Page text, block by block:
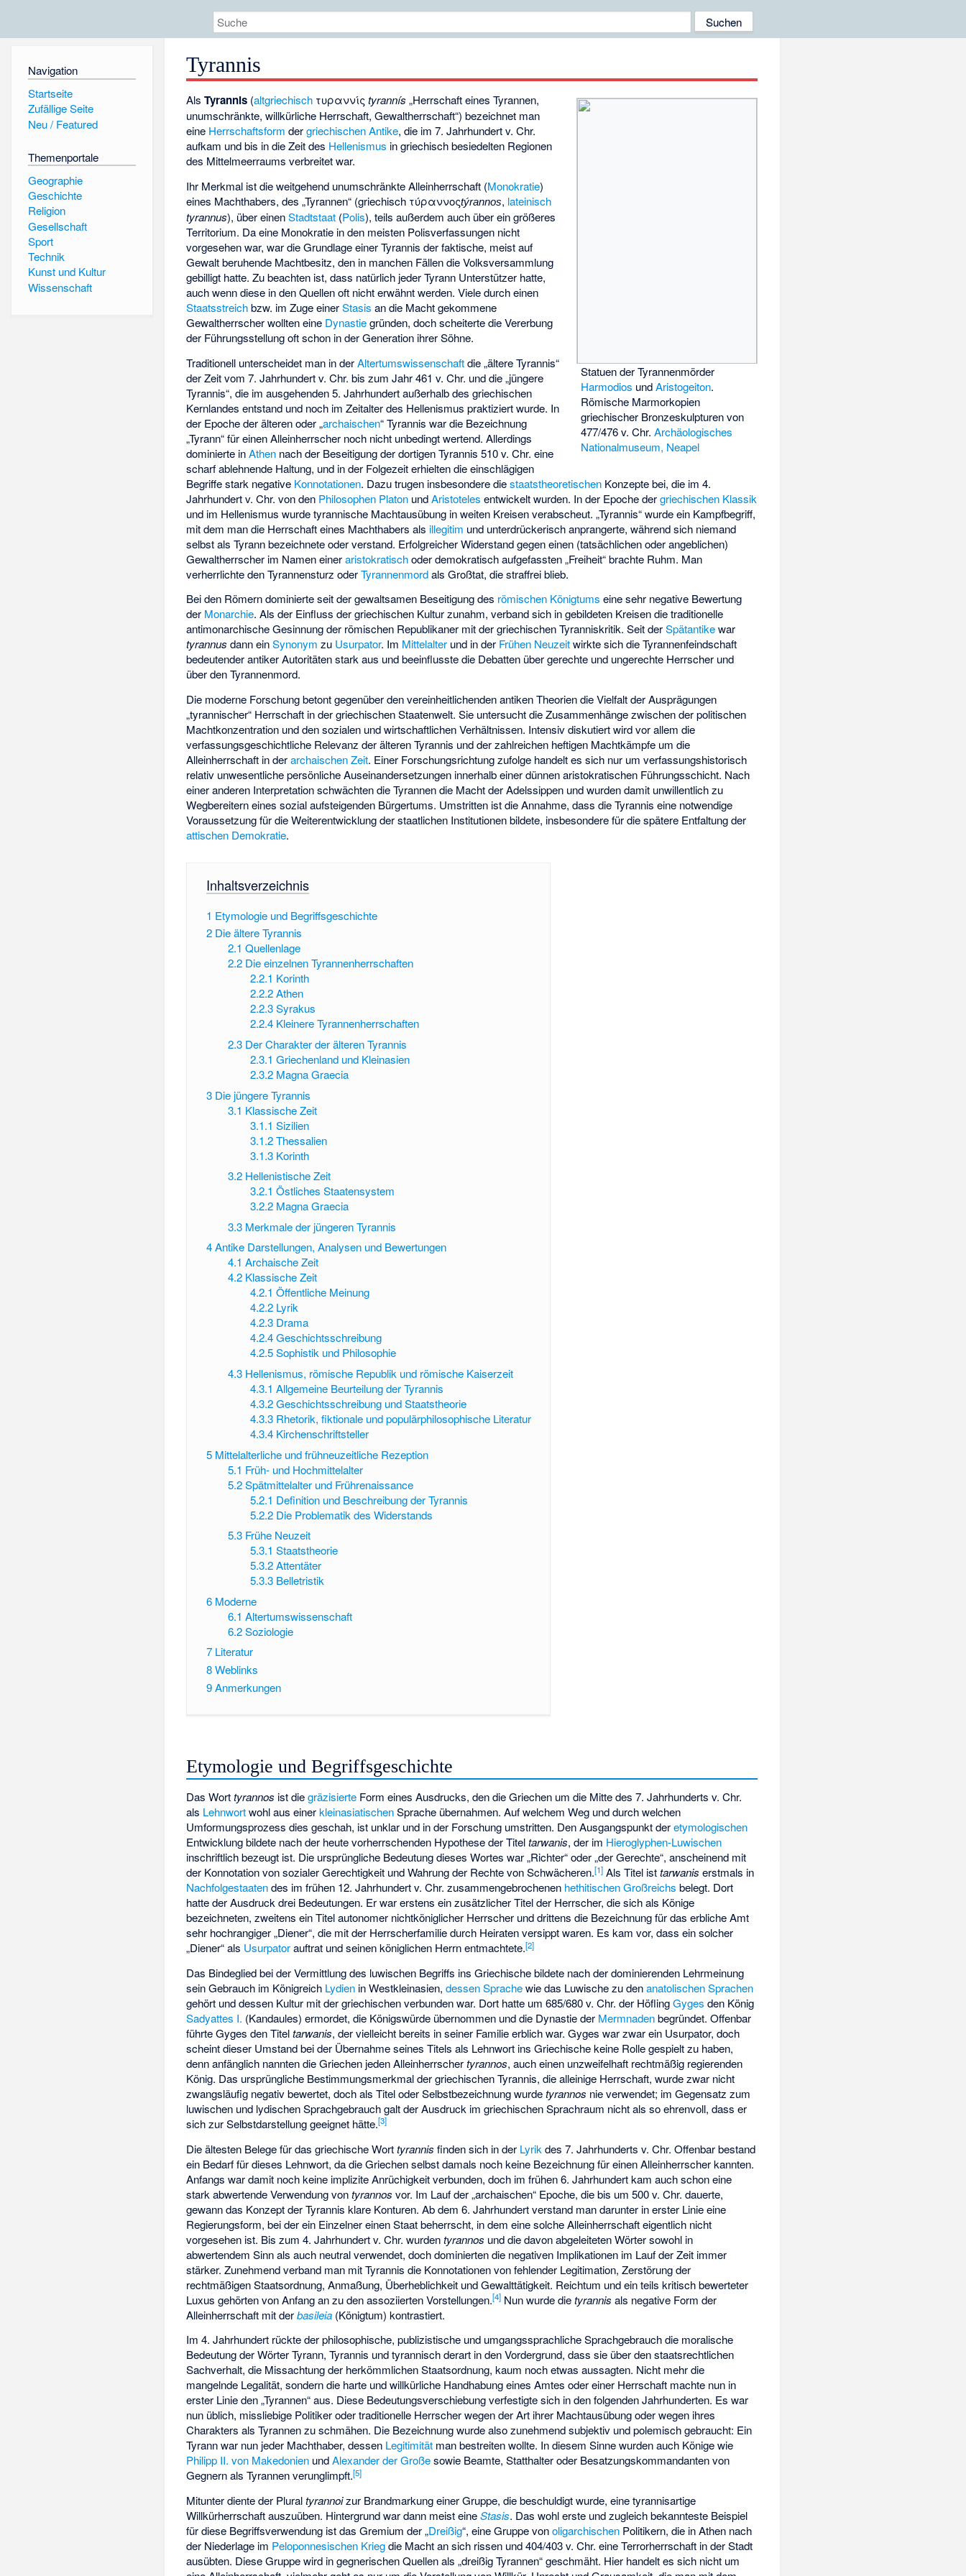
Navigation
Startseite
Zufällige Seite
Neu / Featured
Themenportale
Geographie
Geschichte
Religion
Gesellschaft
Sport
Technik
Kunst und Kultur
Wissenschaft
Tyrannis
Statuen der Tyrannenmörder
Harmodios undAristogeiton.
Römische Marmorkopien
griechischer Bronzeskulpturen von
477/476 v. Chr.Archäologisches
Nationalmuseum, Neapel
AlsTyrannis (altgriechisch τυραννίς tyrannís „Herrschaft eines Tyrannen,
unumschränkte, willkürliche Herrschaft, Gewaltherrschaft“) bezeichnet man
eine Herrschaftsform dergriechischen Antike, die im 7. Jahrhundert v. Chr.
aufkam und bis in die Zeit des Hellenismus in griechisch besiedelten Regionen
des Mittelmeerraums verbreitet war.
Ihr Merkmal ist die weitgehend unumschränkte Alleinherrschaft (Monokratie)
eines Machthabers, des „Tyrannen“ (griechisch τύραννοςtýrannos, lateinisch
tyrannus), über einenStadtstaat (Polis), teils außerdem auch über ein größeres
Territorium. Da eine Monokratie in den meisten Polisverfassungen nicht
vorgesehen war, war die Grundlage einer Tyrannis der faktische, meist auf
Gewalt beruhende Machtbesitz, den in manchen Fällen die Volksversammlung
gebilligt hatte. Zu beachten ist, dass natürlich jeder Tyrann Unterstützer hatte,
auch wenn diese in den Quellen oft nicht erwähnt werden. Viele durch einen
Staatsstreichbzw. im Zuge einerStasis an die Macht gekommene
Gewaltherrscher wollten eine Dynastiegründen, doch scheiterte die Vererbung
der Führungsstellung oft schon in der Generation ihrer Söhne.
Traditionell unterscheidet man in derAltertumswissenschaftdie „ältere Tyrannis“
der Zeit vom 7. Jahrhundert v. Chr. bis zum Jahr 461 v. Chr. und die „jüngere
Tyrannis“, die im ausgehenden 5. Jahrhundert außerhalb des griechischen
Kernlandes entstand und noch im Zeitalter des Hellenismus praktiziert wurde. In
der Epoche der älteren oder „archaischen“ Tyrannis war die Bezeichnung
„Tyrann“ für einen Alleinherrscher noch nicht unbedingt wertend. Allerdings
dominierte inAthen nach der Beseitigung der dortigen Tyrannis 510 v. Chr. eine
scharf ablehnende Haltung, und in der Folgezeit erhielten die einschlägigen
Begriffe stark negative Konnotationen. Dazu trugen insbesondere diestaatstheoretischen Konzepte bei, die im 4.
Jahrhundert v. Chr. von den Philosophen Platon undAristoteles entwickelt wurden. In der Epoche dergriechischen Klassik
und im Hellenismus wurde tyrannische Machtausübung in weiten Kreisen verabscheut. „Tyrannis“ wurde ein Kampfbegriff,
mit dem man die Herrschaft eines Machthabers als illegitim und unterdrückerisch anprangerte, während sich niemand
selbst als Tyrann bezeichnete oder verstand. Erfolgreicher Widerstand gegen einen (tatsächlichen oder angeblichen)
Gewaltherrscher im Namen eineraristokratischoder demokratisch aufgefassten „Freiheit“ brachte Ruhm. Man
verherrlichte den Tyrannensturz oderTyrannenmordals Großtat, die straffrei blieb.
Bei den Römern dominierte seit der gewaltsamen Beseitigung des römischen Königtums eine sehr negative Bewertung
der Monarchie. Als der Einfluss der griechischen Kultur zunahm, verband sich in gebildeten Kreisen die traditionelle
antimonarchische Gesinnung der römischen Republikaner mit der griechischen Tyranniskritik. Seit derSpätantikewar
tyrannus dann einSynonym zu Usurpator. Im Mittelalter und in der Frühen Neuzeitwirkte sich die Tyrannenfeindschaft
bedeutender antiker Autoritäten stark aus und beeinflusste die Debatten über gerechte und ungerechte Herrscher und
über den Tyrannenmord.
Die moderne Forschung betont gegenüber den vereinheitlichenden antiken Theorien die Vielfalt der Ausprägungen
„tyrannischer“ Herrschaft in der griechischen Staatenwelt. Sie untersucht die Zusammenhänge zwischen der politischen
Machtkonzentration und den sozialen und wirtschaftlichen Verhältnissen. Intensiv diskutiert wird vor allem die
verfassungsgeschichtliche Relevanz der älteren Tyrannis und der zahlreichen heftigen Machtkämpfe um die
Alleinherrschaft in derarchaischen Zeit. Einer Forschungsrichtung zufolge handelt es sich nur um verfassungshistorisch
relativ unwesentliche persönliche Auseinandersetzungen innerhalb einer dünnen aristokratischen Führungsschicht. Nach
einer anderen Interpretation schwächten die Tyrannen die Macht der Adelssippen und wurden damit unwillentlich zu
Wegbereitern eines sozial aufsteigenden Bürgertums. Umstritten ist die Annahme, dass die Tyrannis eine notwendige
Voraussetzung für die Weiterentwicklung der staatlichen Institutionen bildete, insbesondere für die spätere Entfaltung der
attischen Demokratie.
Inhaltsverzeichnis
1 Etymologie und Begriffsgeschichte
2 Die ältere Tyrannis
2.1 Quellenlage
2.2 Die einzelnen Tyrannenherrschaften
2.2.1 Korinth
2.2.2 Athen
2.2.3 Syrakus
2.2.4 Kleinere Tyrannenherrschaften
2.3 Der Charakter der älteren Tyrannis
2.3.1 Griechenland und Kleinasien
2.3.2 Magna Graecia
3 Die jüngere Tyrannis
3.1 Klassische Zeit
3.1.1 Sizilien
3.1.2 Thessalien
3.1.3 Korinth
3.2 Hellenistische Zeit
3.2.1 Östliches Staatensystem
3.2.2 Magna Graecia
3.3 Merkmale der jüngeren Tyrannis
4Antike Darstellungen, Analysen und Bewertungen
4.1 Archaische Zeit
4.2 Klassische Zeit
4.2.1 Öffentliche Meinung
4.2.2 Lyrik
4.2.3 Drama
4.2.4 Geschichtsschreibung
4.2.5 Sophistik und Philosophie
4.3 Hellenismus, römische Republik und römische Kaiserzeit
4.3.1 Allgemeine Beurteilung der Tyrannis
4.3.2 Geschichtsschreibung und Staatstheorie
4.3.3 Rhetorik, fiktionale und populärphilosophische Literatur
4.3.4 Kirchenschriftsteller
5 Mittelalterliche und frühneuzeitliche Rezeption
5.1 Früh- und Hochmittelalter
5.2 Spätmittelalter und Frührenaissance
5.2.1 Definition und Beschreibung der Tyrannis
5.2.2 Die Problematik des Widerstands
5.3 Frühe Neuzeit
5.3.1 Staatstheorie
5.3.2 Attentäter
5.3.3 Belletristik
6 Moderne
6.1 Altertumswissenschaft
6.2 Soziologie
7 Literatur
8Weblinks
9Anmerkungen
Etymologie und Begriffsgeschichte
Das Worttyrannos ist diegräzisierte Form eines Ausdrucks, den die Griechen um die Mitte des 7. Jahrhunderts v. Chr.
als Lehnwortwohl aus einerkleinasiatischenSprache übernahmen. Auf welchem Weg und durch welchen
Umformungsprozess dies geschah, ist unklar und in der Forschung umstritten. Den Ausgangspunkt deretymologischen
Entwicklung bildete nach der heute vorherrschenden Hypothese der Titeltarwanis, der im Hieroglyphen-Luwischen
inschriftlich bezeugt ist. Die ursprüngliche Bedeutung dieses Wortes war „Richter“ oder „der Gerechte“, anscheinend mit
der Konnotation von sozialer Gerechtigkeit und Wahrung der Rechte von Schwächeren.[1] Als Titel isttarwanis erstmals in
Nachfolgestaatendes im frühen 12. Jahrhundert v. Chr. zusammengebrochenen hethitischen Großreichs belegt. Dort
hatte der Ausdruck drei Bedeutungen. Er war erstens ein zusätzlicher Titel der Herrscher, die sich als Könige
bezeichneten, zweitens ein Titel autonomer nichtköniglicher Herrscher und drittens die Bezeichnung für das erbliche Amt
sehr hochrangiger „Diener“, die mit der Herrscherfamilie durch Heiraten versippt waren. Es kam vor, dass ein solcher
„Diener“ als Usurpatorauftrat und seinen königlichen Herrn entmachtete.[2]
Das Bindeglied bei der Vermittlung des luwischen Begriffs ins Griechische bildete nach der dominierenden Lehrmeinung
sein Gebrauch im Königreich Lydien in Westkleinasien,dessen Sprachewie das Luwische zu denanatolischen Sprachen
gehört und dessen Kultur mit der griechischen verbunden war. Dort hatte um 685/680 v. Chr. der HöflingGyges den König
Sadyattes I. (Kandaules) ermordet, die Königswürde übernommen und die Dynastie der Mermnadenbegründet. Offenbar
führte Gyges den Titeltarwanis, der vielleicht bereits in seiner Familie erblich war. Gyges war zwar ein Usurpator, doch
scheint dieser Umstand bei der Übernahme seines Titels als Lehnwort ins Griechische keine Rolle gespielt zu haben,
denn anfänglich nannten die Griechen jeden Alleinherrschertyrannos, auch einen unzweifelhaft rechtmäßig regierenden
König. Das ursprüngliche Bestimmungsmerkmal der griechischen Tyrannis, die alleinige Herrschaft, wurde zwar nicht
zwangsläufig negativ bewertet, doch als Titel oder Selbstbezeichnung wurdetyrannos nie verwendet; im Gegensatz zum
luwischen und lydischen Sprachgebrauch galt der Ausdruck im griechischen Sprachraum nicht als so ehrenvoll, dass er
sich zur Selbstdarstellung geeignet hätte.[3]
Die ältesten Belege für das griechische Worttyrannis finden sich in der Lyrik des 7. Jahrhunderts v. Chr. Offenbar bestand
ein Bedarf für dieses Lehnwort, da die Griechen selbst damals noch keine Bezeichnung für einen Alleinherrscher kannten.
Anfangs war damit noch keine implizite Anrüchigkeit verbunden, doch im frühen 6. Jahrhundert kam auch schon eine
stark abwertende Verwendung vontyrannos vor. Im Lauf der „archaischen“ Epoche, die bis um 500 v. Chr. dauerte,
gewann das Konzept der Tyrannis klare Konturen. Ab dem 6. Jahrhundert verstand man darunter in erster Linie eine
Regierungsform, bei der ein Einzelner einen Staat beherrscht, in dem eine solche Alleinherrschaft eigentlich nicht
vorgesehen ist. Bis zum 4. Jahrhundert v. Chr. wurdentyrannos und die davon abgeleiteten Wörter sowohl in
abwertendem Sinn als auch neutral verwendet, doch dominierten die negativen Implikationen im Lauf der Zeit immer
stärker. Zunehmend verband man mit Tyrannis die Konnotationen von fehlender Legitimation, Zerstörung der
rechtmäßigen Staatsordnung, Anmaßung, Überheblichkeit und Gewalttätigkeit. Reichtum und ein teils kritisch bewerteter
Luxus gehörten von Anfang an zu den assoziierten Vorstellungen.[4] Nun wurde dietyrannis als negative Form der
Alleinherrschaft mit derbasileia (Königtum) kontrastiert.
Im 4. Jahrhundert rückte der philosophische, publizistische und umgangssprachliche Sprachgebrauch die moralische
Bedeutung der Wörter Tyrann, Tyrannis und tyrannisch derart in den Vordergrund, dass sie über den staatsrechtlichen
Sachverhalt, die Missachtung der herkömmlichen Staatsordnung, kaum noch etwas aussagten. Nicht mehr die
mangelnde Legalität, sondern die harte und willkürliche Handhabung eines Amtes oder einer Herrschaft machte nun in
erster Linie den „Tyrannen“ aus. Diese Bedeutungsverschiebung verfestigte sich in den folgenden Jahrhunderten. Es war
nun üblich, missliebige Politiker oder traditionelle Herrscher wegen der Art ihrer Machtausübung oder wegen ihres
Charakters als Tyrannen zu schmähen. Die Bezeichnung wurde also zunehmend subjektiv und polemisch gebraucht: Ein
Tyrann war nun jeder Machthaber, dessen Legitimität man bestreiten wollte. In diesem Sinne wurden auch Könige wie
Philipp II. von Makedonien undAlexander der Großesowie Beamte, Statthalter oder Besatzungskommandanten von
Gegnern als Tyrannen verunglimpft.[5]
Mitunter diente der Pluraltyrannoizur Brandmarkung einer Gruppe, die beschuldigt wurde, eine tyrannisartige
Willkürherrschaft auszuüben. Hintergrund war dann meist eineStasis. Das wohl erste und zugleich bekannteste Beispiel
für diese Begriffsverwendung ist das Gremium der „Dreißig“, eine Gruppe vonoligarchischen Politikern, die in Athen nach
der Niederlage im Peloponnesischen Kriegdie Macht an sich rissen und 404/403 v. Chr. eine Terrorherrschaft in der Stadt
ausübten. Diese Gruppe wird in gegnerischen Quellen als „dreißig Tyrannen“ geschmäht. Hier handelt es sich nicht um